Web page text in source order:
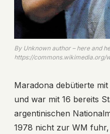
By Unknown author – here and
https://commons.wikimedia.org/
Maradona debütierte
und war mit 16 bereits
argentinischen
1978 nicht zur WM